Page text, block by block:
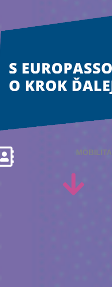
MOBILITA